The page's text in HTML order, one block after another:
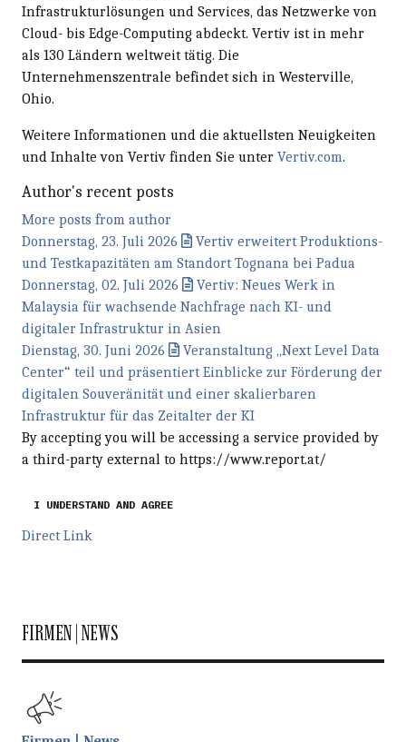
Infrastrukturlösungen und Services, das Netzwerke von
Cloud- bis Edge-Computing abdeckt. Vertiv ist in mehr
als 130 Ländern weltweit tätig. Die
Unternehmenszentrale befindet sich in Westerville,
Ohio.
Weitere Informationen und die aktuellsten Neuigkeiten
und Inhalte von Vertiv finden Sie unter Vertiv.com.
Author's recent posts
More posts from author
Donnerstag, 23. Juli 2026
Vertiv erweitert Produktions-
und Testkapazitäten am Standort Tognana bei Padua
Donnerstag, 02. Juli 2026
Vertiv: Neues Werk in
Malaysia für wachsende Nachfrage nach KI- und
digitaler Infrastruktur in Asien
Dienstag, 30. Juni 2026
Veranstaltung „Next Level Data
Center“ teil und präsentiert Einblicke zur Förderung der
digitalen Souveränität und einer skalierbaren
Infrastruktur für das Zeitalter der KI
By accepting you will be accessing a service provided by
a third-party external to https://www.report.at/
I UNDERSTAND AND AGREE
Direct Link
FIRMEN | NEWS